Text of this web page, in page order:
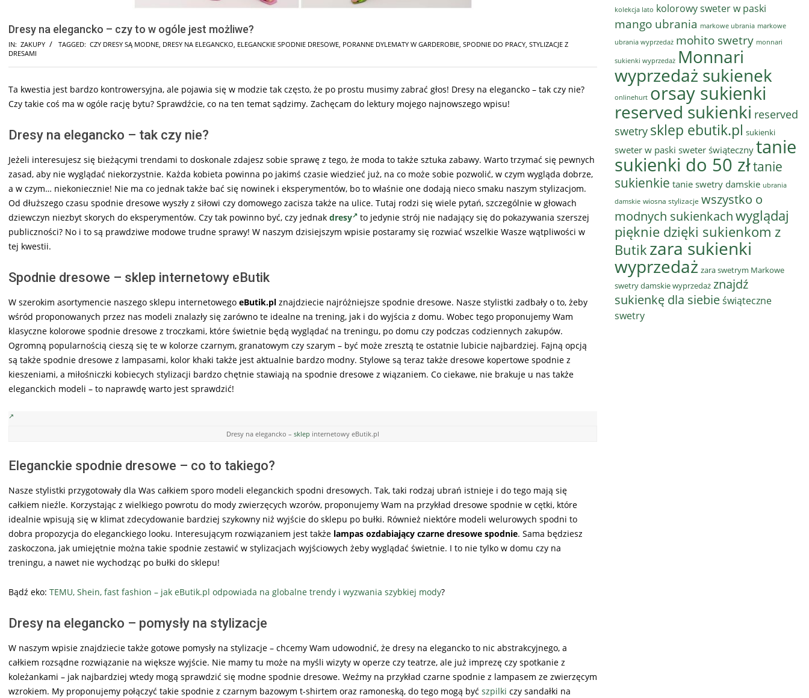
Dresy na elegancko – czy to w ogóle jest możliwe?
IN: ZAKUPY TAGGED: CZY DRESY SĄ MODNE, DRESY NA ELEGANCKO, ELEGANCKIE SPODNIE DRESOWE, PORANNE DYLEMATY W GARDEROBIE, SPODNIE DO PRACY, STYLIZACJE Z
DRESAMI
Ta kwestia jest bardzo kontrowersyjna, ale pojawia się w modzie tak często, że po prostu musimy zabrać głos! Dresy na elegancko – tak czy nie?
Czy takie coś ma w ogóle rację bytu? Sprawdźcie, co na ten temat sądzimy. Zachęcam do lektury mojego najnowszego wpisu!
Dresy na elegancko – tak czy nie?
Jeżeli interesujesz się bieżącymi trendami to doskonale zdajesz sobie sprawę z tego, że moda to także sztuka zabawy. Warto trzymać się pewnych
zasad, aby nie wyglądać niekorzystnie. Każda kobieta powinna po jakimś czasie wiedzieć już, na co może sobie pozwolić, w czym wygląda dobrze,
a w czym… niekoniecznie! Nie ma co jednak także bać się nowinek i eksperymentów, bo to właśnie one dodają nieco smaku naszym stylizacjom.
Od dłuższego czasu spodnie dresowe wyszły z siłowi czy domowego zacisza także na ulice. Tutaj rodzi się wiele pytań, szczególnie w głowach
dziewczyn niezbyt skorych do eksperymentów. Czy tak powinno być, czy jednak dresy
to jedynie strój nie nadający się do pokazywania szerszej
publiczności? No i to są prawdziwe modowe trudne sprawy! W naszym dzisiejszym wpisie postaramy się rozwiać wszelkie Wasze wątpliwości w
tej kwestii.
Spodnie dresowe – sklep internetowy eButik
W szerokim asortymencie naszego sklepu internetowego eButik.pl znajdziecie najróżniejsze spodnie dresowe. Nasze stylistki zadbały o to, żeby
wśród proponowanych przez nas modeli znalazły się zarówno te idealne na trening, jak i do wyjścia z domu. Wobec tego proponujemy Wam
klasyczne kolorowe spodnie dresowe z troczkami, które świetnie będą wyglądać na treningu, po domu czy podczas codziennych zakupów.
Ogromną popularnością cieszą się te w kolorze czarnym, granatowym czy szarym – być może zresztą te ostatnie lubicie najbardziej. Fajną opcją
są także spodnie dresowe z lampasami, kolor khaki także jest aktualnie bardzo modny. Stylowe są teraz także dresowe kopertowe spodnie z
kieszeniami, a miłośniczki kobiecych stylizacji bardzo chętnie stawiają na spodnie dresowe z wiązaniem. Co ciekawe, nie brakuje u nas także
eleganckich modeli – to naprawdę warto jest sprawdzić!
Dresy na elegancko – sklep internetowy eButik.pl
Eleganckie spodnie dresowe – co to takiego?
Nasze stylistki przygotowały dla Was całkiem sporo modeli eleganckich spodni dresowych. Tak, taki rodzaj ubrań istnieje i do tego mają się
całkiem nieźle. Korzystając z wielkiego powrotu do mody zwierzęcych wzorów, proponujemy Wam na przykład dresowe spodnie w cętki, które
idealnie wpisują się w klimat zdecydowanie bardziej szykowny niż wyjście do sklepu po bułki. Również niektóre modeli welurowych spodni to
dobra propozycja do eleganckiego looku. Interesującym rozwiązaniem jest także lampas ozdabiający czarne dresowe spodnie. Sama będziesz
zaskoczona, jak umiejętnie można takie spodnie zestawić w stylizacjach wyjściowych żeby wyglądać świetnie. I to nie tylko w domu czy na
treningu, a nawet nie wychodząc po bułki do sklepu!
Bądź eko: TEMU, Shein, fast fashion – jak eButik.pl odpowiada na globalne trendy i wyzwania szybkiej mody?
Dresy na elegancko – pomysły na stylizacje
W naszym wpisie znajdziecie także gotowe pomysły na stylizacje – chcemy Wam udowodnić, że dresy na elegancko to nic abstrakcyjnego, a
całkiem rozsądne rozwiązanie na większe wyjście. Nie mamy tu może na myśli wizyty w operze czy teatrze, ale już imprezę czy spotkanie z
koleżankami – jak najbardziej wtedy mogą sprawdzić się modne spodnie dresowe. Weźmy na przykład czarne spodnie z lampasem ze zwierzęcym
wzrokiem. My proponujemy połączyć takie spodnie z czarnym bazowym t-shirtem oraz ramoneską, do tego mogą być szpilki czy sandałki na
kolekcja lato kolorowy sweter w paski
mango ubrania markowe ubrania markowe
ubrania wyprzedaż mohito swetry monnari
sukienki wyprzedaż Monnari
wyprzedaż sukienek
onlinehurt orsay sukienki
reserved sukienki reserved
swetry sklep ebutik.pl sukienki
sweter w paski sweter świątecznytanie
sukienki do 50 złtanie
sukienkie tanie swetry damskie ubrania
damskie wiosna stylizacje wszystko o
modnych sukienkachwyglądaj
pięknie dzięki sukienkom z
Butik zara sukienki
wyprzedaż zara swetrym Markowe
swetry damskie wyprzedaż znajdź
sukienkę dla siebieświąteczne
swetry